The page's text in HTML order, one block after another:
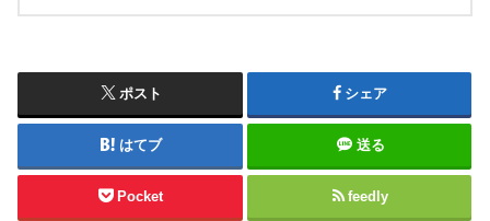
ポスト シェア
はてブ 送る
Pocket feedly